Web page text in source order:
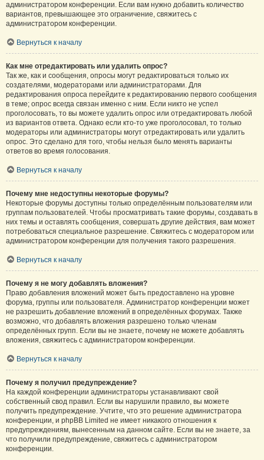
администратором конференции. Если вам нужно добавить количество
вариантов, превышающее это ограничение, свяжитесь с
администратором конференции.
Вернуться к началу
Как мне отредактировать или удалить опрос?
Так же, как и сообщения, опросы могут редактироваться только их
создателями, модераторами или администраторами. Для
редактирования опроса перейдите к редактированию первого сообщения
в теме; опрос всегда связан именно с ним. Если никто не успел
проголосовать, то вы можете удалить опрос или отредактировать любой
из вариантов ответа. Однако если кто-то уже проголосовал, то только
модераторы или администраторы могут отредактировать или удалить
опрос. Это сделано для того, чтобы нельзя было менять варианты
ответов во время голосования.
Вернуться к началу
Почему мне недоступны некоторые форумы?
Некоторые форумы доступны только определённым пользователям или
группам пользователей. Чтобы просматривать такие форумы, создавать в
них темы и оставлять сообщения, совершать другие действия, вам может
потребоваться специальное разрешение. Свяжитесь с модератором или
администратором конференции для получения такого разрешения.
Вернуться к началу
Почему я не могу добавлять вложения?
Право добавления вложений может быть предоставлено на уровне
форума, группы или пользователя. Администратор конференции может
не разрешить добавление вложений в определённых форумах. Также
возможно, что добавлять вложения разрешено только членам
определённых групп. Если вы не знаете, почему не можете добавлять
вложения, свяжитесь с администратором конференции.
Вернуться к началу
Почему я получил предупреждение?
На каждой конференции администраторы устанавливают свой
собственный свод правил. Если вы нарушили правило, вы можете
получить предупреждение. Учтите, что это решение администратора
конференции, и phpBB Limited не имеет никакого отношения к
предупреждениям, вынесенным на данном сайте. Если вы не знаете, за
что получили предупреждение, свяжитесь с администратором
конференции.